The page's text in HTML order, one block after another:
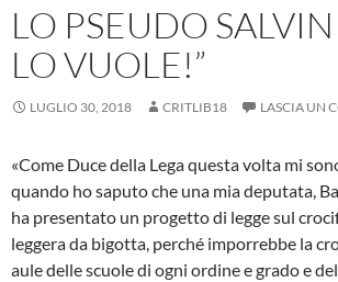
LO PSEUDO
LO VUOLE!”
LUGLIO 30, 2018 CRITLIB18 LASCIA UN
«Come Duce della Lega questa volta mi
quando ho saputo che una mia deputata,
ha presentato un progetto di legge sul
leggera da bigotta, perché imporrebbe la
aule delle scuole di ogni ordine e grado e